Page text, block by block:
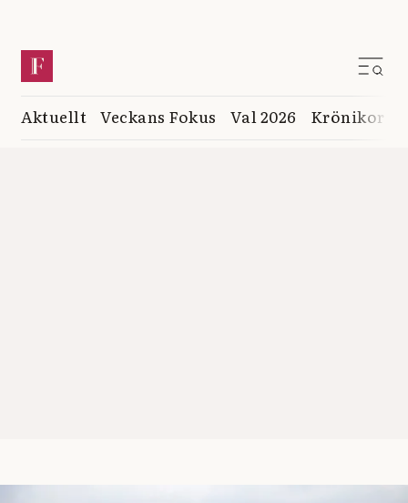
Aktuellt Veckans Fokus Val 2026 Krönikor